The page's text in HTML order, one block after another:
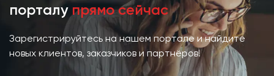
порталу прямо сейчас
Зарегистрируйтесь на нашем портале и найдите
новых клиентов, заказчиков и партнёров!